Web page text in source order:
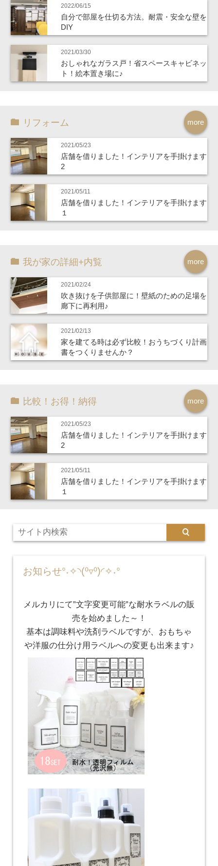
2022/06/15
自分で部屋を仕切る方法。耐震・安全な壁を
DIY
2021/03/30
おしゃれなガラス戸！省スペースキャビネッ
ト！絵本置き場に♪
more
リフォーム
2021/05/23
店舗を借りました！インテリアを手掛けます
2
2021/05/11
店舗を借りました！インテリアを手掛けます
１
more
我が家の詳細+内覧
2021/02/24
吹き抜けを子供部屋に！壁紙のための足場を
廊下に再利用♪
2021/02/13
家を建てる時は必ず比較！おうちづくり計画
書をつくりませんか？
more
比較！お得！納得
2021/05/23
店舗を借りました！インテリアを手掛けます
2
2021/05/11
店舗を借りました！インテリアを手掛けます
１
お知らせ°˖✧◝(⁰▿⁰)◜✧˖°
メルカリにて”文字変更可能”な耐水ラベルの販
売を始めました～！
基本は調味料や洗剤ラベルですが、おもちゃ
や洋服の仕分け用ラベルへの変更も出来ます♪